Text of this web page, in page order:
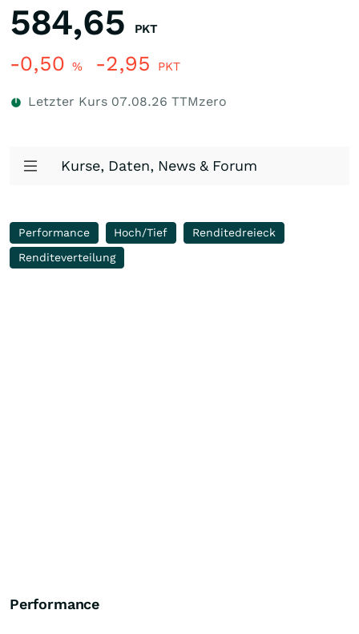
584,65 PKT
-0,50 % -2,95 PKT
Letzter Kurs 07.08.26 TTMzero
Kurse, Daten, News & Forum
Performance Hoch/Tief
Renditedreieck
Renditeverteilung
Performance